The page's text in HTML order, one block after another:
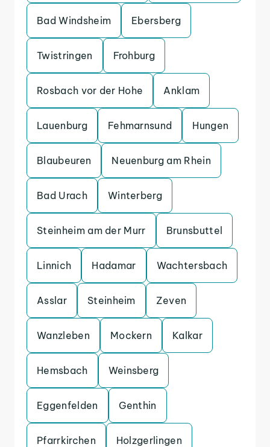
Bad Windsheim Ebersberg
Twistringen Frohburg
Rosbach vor der Hohe Anklam
Lauenburg Fehmarnsund Hungen
Blaubeuren Neuenburg am Rhein
Bad Urach Winterberg
Steinheim am der Murr Brunsbuttel
Linnich Hadamar Wachtersbach
Asslar Steinheim Zeven
Wanzleben Mockern Kalkar
Hemsbach Weinsberg
Eggenfelden Genthin
Pfarrkirchen Holzgerlingen